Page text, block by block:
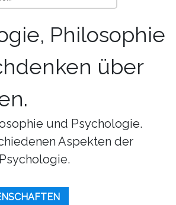
Philosophie
über
und Psychologie.
Aspekten der